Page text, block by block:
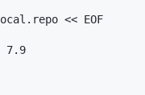
<< EOF
7.9